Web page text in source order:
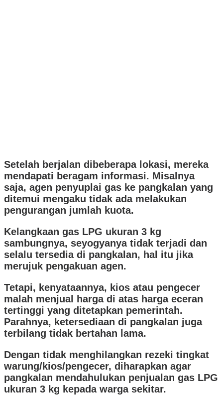
Setelah berjalan dibeberapa lokasi, mereka
mendapati beragam informasi. Misalnya
saja, agen penyuplai gas ke pangkalan yang
ditemui mengaku tidak ada melakukan
pengurangan jumlah kuota.
Kelangkaan gas LPG ukuran 3 kg
sambungnya, seyogyanya tidak terjadi dan
selalu tersedia di pangkalan, hal itu jika
merujuk pengakuan agen.
Tetapi, kenyataannya, kios atau pengecer
malah menjual harga di atas harga eceran
tertinggi yang ditetapkan pemerintah.
Parahnya, ketersediaan di pangkalan juga
terbilang tidak bertahan lama.
Dengan tidak menghilangkan rezeki tingkat
warung/kios/pengecer, diharapkan agar
pangkalan mendahulukan penjualan gas LPG
ukuran 3 kg kepada warga sekitar.